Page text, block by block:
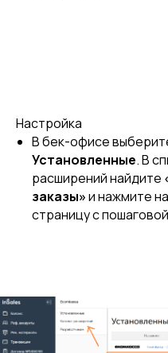
Настройка
В бек-офисе
Установленные. В
расширений найдите
заказы»и нажмите
страницу с